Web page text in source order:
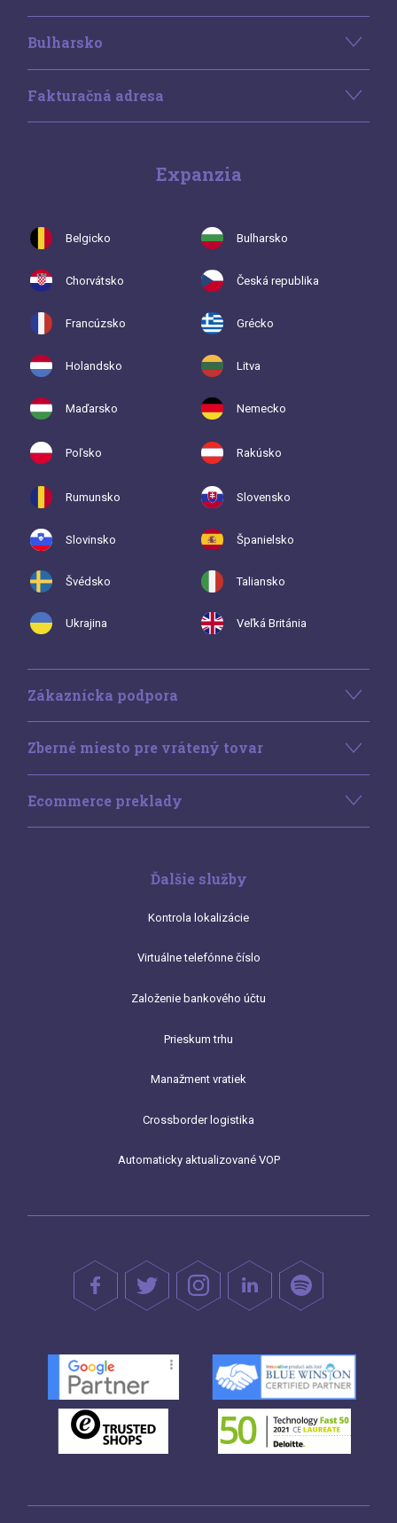
Bulharsko
Fakturačná adresa
Expanzia
Belgicko Bulharsko
Chorvátsko Česká republika
Francúzsko Grécko
Holandsko Litva
Maďarsko Nemecko
Poľsko Rakúsko
Rumunsko Slovensko
Slovinsko Španielsko
Švédsko Taliansko
Ukrajina Veľká Británia
Zákaznícka podpora
Zberné miesto pre vrátený tovar
Ecommerce preklady
Ďalšie služby
Kontrola lokalizácie
Virtuálne telefónne číslo
Založenie bankového účtu
Prieskum trhu
Manažment vratiek
Crossborder logistika
Automaticky aktualizované VOP